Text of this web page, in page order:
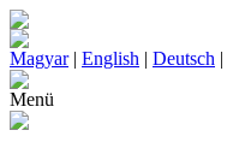
Magyar| English | Deutsch |
Menü